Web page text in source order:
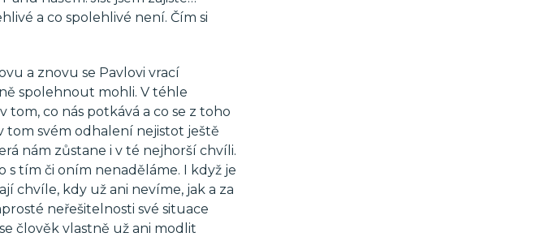
a co spolehlivé není. Čím si
a znovu se Pavlovi vrací
spolehnout mohli. V téhle
tom, co nás potkává a co se z toho
tom svém odhalení nejistot ještě
nám zůstane i v té nejhorší chvíli.
s tím či oním nenaděláme. I když je
chvíle, kdy už ani nevíme, jak a za
neřešitelnosti své situace
člověk vlastně už ani modlit